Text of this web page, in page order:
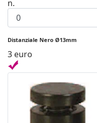
n.
Distanziale Nero Ø13mm
3 euro